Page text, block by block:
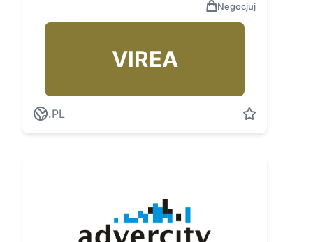
Negocjuj
VIREA
.PL